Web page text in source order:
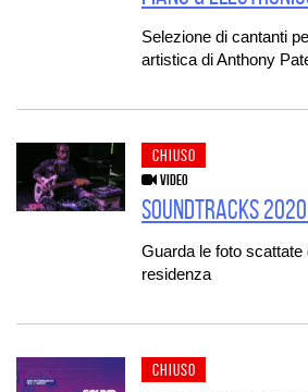
Selezione di cantanti
artistica di Anthony
CHIUSO
VIDEO
Soundtracks
Guarda le foto
residenza
CHIUSO